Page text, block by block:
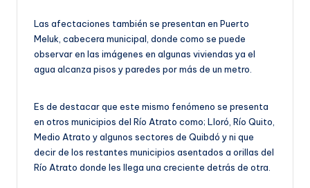
Las afectaciones también se presentan en Puerto
Meluk, cabecera municipal, donde como se puede
observar en las imágenes en algunas viviendas ya el
agua alcanza pisos y paredes por más de un metro.
Es de destacar que este mismo fenómeno se presenta
en otros municipios del Río Atrato como; Lloró, Río Quito,
Medio Atrato y algunos sectores de Quibdó y ni que
decir de los restantes municipios asentados a orillas del
Río Atrato donde les llega una creciente detrás de otra.